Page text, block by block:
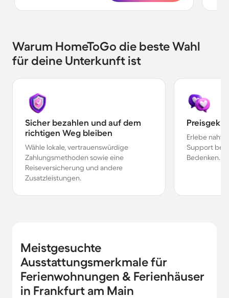
Warum HomeToGo die beste Wahl
für deine Unterkunft ist
Sicher bezahlen und auf dem
richtigen Weg bleiben
Wähle lokale, vertrauenswürdige
Zahlungsmethoden sowie eine
Reiseversicherung und andere
Zusatzleistungen.
Erlebe
Support bei
Bedenken.
Meistgesuchte
Ausstattungsmerkmale für
Ferienwohnungen & Ferienhäuser
in Frankfurt am Main